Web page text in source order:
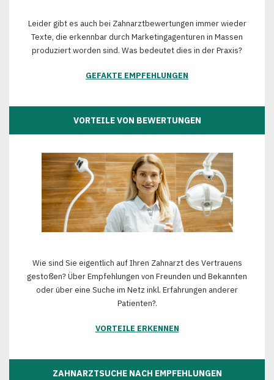
Leider gibt es auch bei Zahnarztbewertungen immer wieder
Texte, die erkennbar durch Marketingagenturen in Massen
produziert worden sind. Was bedeutet dies in der Praxis?
GEFAKTE EMPFEHLUNGEN
VORTEILE VON BEWERTUNGEN
Wie sind Sie eigentlich auf Ihren Zahnarzt des Vertrauens
gestoßen? Über Empfehlungen von Freunden und Bekannten
oder über eine Suche im Netz inkl. Erfahrungen anderer
Patienten?.
VORTEILE ERKENNEN
ZAHNARZTSUCHE NACH EMPFEHLUNGEN